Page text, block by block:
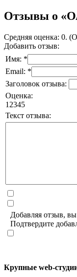
Отзывы о
Средняя оценка: 0.
Добавить отзыв:
Имя: *
Email: *
Заголовок отзыва:
Оценка:
1 2345
Текст отзыва:
Добавляя отзыв, вы
Подтвердите
Крупные web-